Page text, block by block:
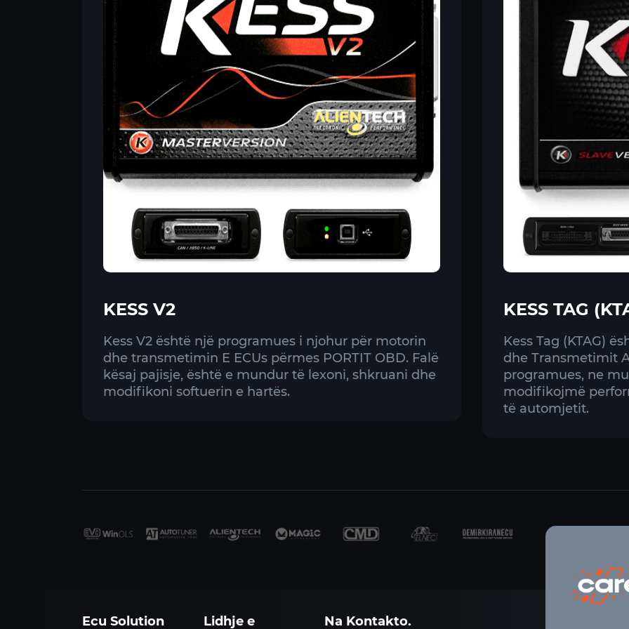
KESS V2
Kess V2 është një programues i njohur për motorin
dhe transmetimin E ECUs përmes PORTIT OBD. Falë
kësaj pajisje, është e mundur të lexoni, shkruani dhe
modifikoni softuerin e hartës.
KESS TAG
Kess Tag (KTAG)
dhe Transmetimit
programues, ne
modifikojmë
të automjetit.
Ecu Solution Lidhje e Na Kontakto.